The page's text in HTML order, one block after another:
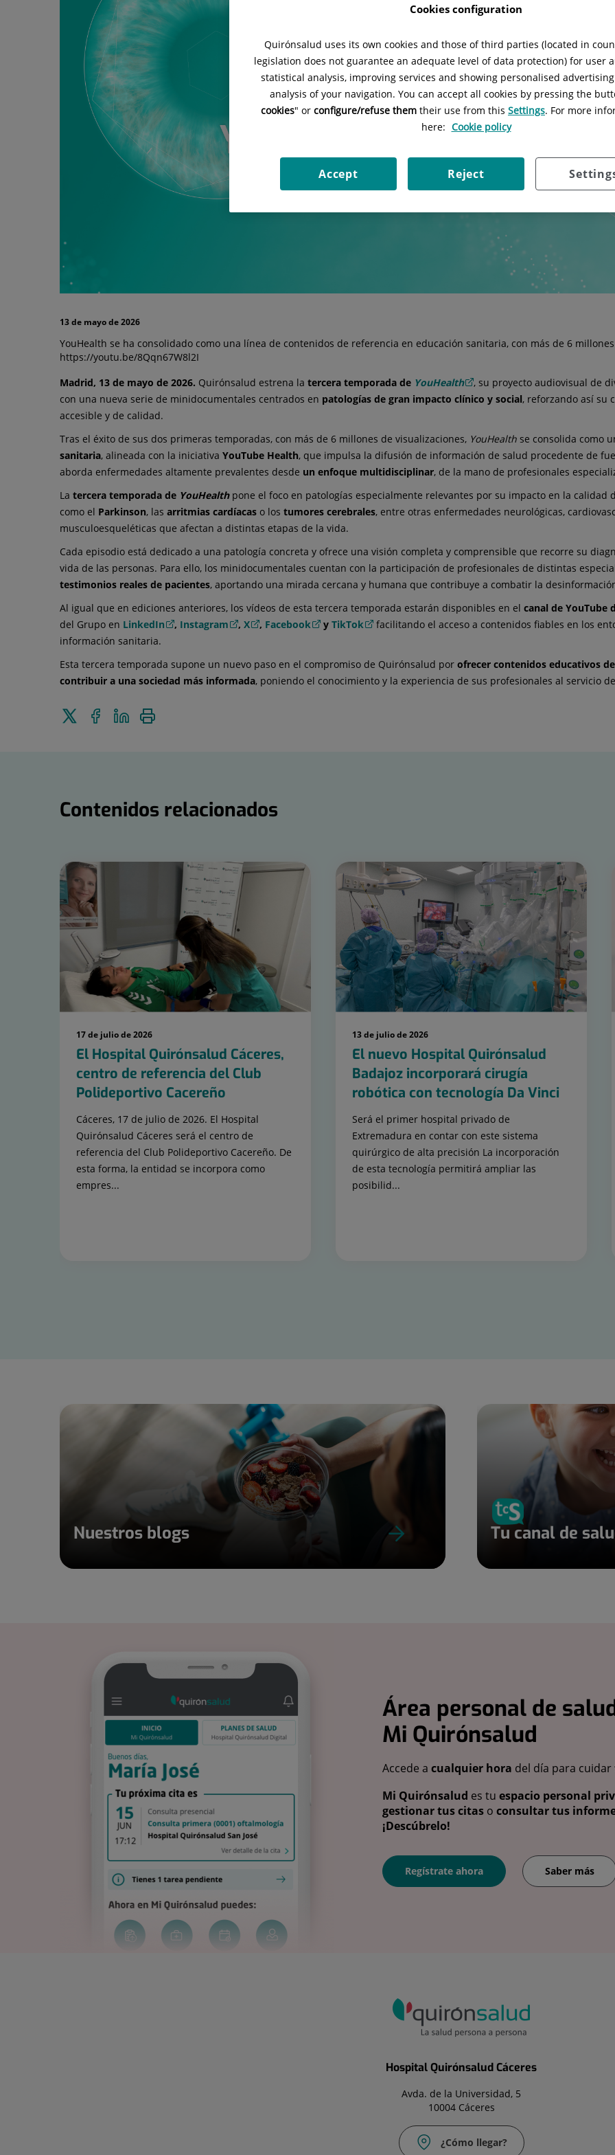
YouHealth,
proyecto
audiovisual
divulgación
sobre
enfermedades
complejas
y
prevalentes
13 de mayo de 2026
YouHealth se ha consolidado como una línea de contenidos de referencia en educación sanitaria, con más de 6
https://youtu.be/8Qqn67W8l2I
Madrid, 13 de mayo de 2026. Quirónsalud estrena la tercera temporada de YouHealth
, su proyecto audiovisual de
con una nueva serie de minidocumentales centrados en patologías de gran impacto clínico y social, reforzando así su
accesible y de calidad.
Tras el éxito de sus dos primeras temporadas, con más de 6 millones de visualizaciones, YouHealth se consolida como
sanitaria, alineada con la iniciativa YouTube Health, que impulsa la difusión de información de salud procedente de
aborda enfermedades altamente prevalentes desde un enfoque multidisciplinar, de la mano de profesionales
La tercera temporada de YouHealthpone el foco en patologías especialmente relevantes por su impacto en la calidad
como el Parkinson, las arritmias cardíacas o los tumores cerebrales, entre otras enfermedades neurológicas,
musculoesqueléticas que afectan a distintas etapas de la vida.
Cada episodio está dedicado a una patología concreta y ofrece una visión completa y comprensible que recorre su
vida de las personas. Para ello, los minidocumentales cuentan con la participación de profesionales de distintas
testimonios reales de pacientes, aportando una mirada cercana y humana que contribuye a combatir la
Al igual que en ediciones anteriores, los vídeos de esta tercera temporada estarán disponibles en el canal de YouTube
del Grupo en LinkedIn , Instagram , X , Facebook y TikTok
facilitando el acceso a contenidos fiables en los
información sanitaria.
Esta tercera temporada supone un nuevo paso en el compromiso de Quirónsalud por ofrecer contenidos educativos
contribuir a una sociedad más informada, poniendo el conocimiento y la experiencia de sus profesionales al servicio
Enviar
Compartir
en
Compartir
Contenidos relacionados
Número
diapositivas:
17 de julio de 2026
El Hospital Quirónsalud Cáceres,
centro de referencia del Club
Polideportivo Cacereño
Cáceres, 17 de julio de 2026. El Hospital
Quirónsalud Cáceres será el centro de
referencia del Club Polideportivo Cacereño. De
esta forma, la entidad se incorpora como
empres...
13 de julio de 2026
El nuevo Hospital Quirónsalud
Badajoz incorporará cirugía
robótica con tecnología Da Vinci
Será el primer hospital privado de
Extremadura en contar con este sistema
quirúrgico de alta precisión La incorporación
de esta tecnología permitirá ampliar las
posibilid...
Nuestros blogs Tu canal de
Área personal de
Mi Quirónsalud
Accede a cualquier hora del día para cuidar
Mi Quirónsalud es tu espacio personal
gestionar tus citas o consultar tus
¡Descúbrelo!
Regístrate ahora Saber más
Hospital Quirónsalud Cáceres
Avda. de la Universidad, 5
10004 Cáceres
¿Cómo llegar?
Cookies configuration
Quirónsalud uses its own cookies and those of third parties (located in
legislation does not guarantee an adequate level of data protection) for user
statistical analysis, improving services and showing personalised
analysis of your navigation. You can accept all cookies by pressing the
cookies" or configure/refuse them their use from this Settings. For more
here: Cookie policy
Reject
Accept